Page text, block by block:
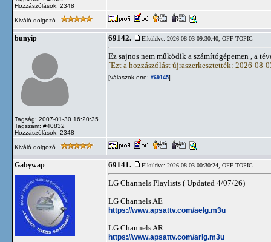
Hozzászólások: 2348
Kiváló dolgozó
bunyip
Tagság: 2007-01-30 16:20:35
Tagszám: #40832
Hozzászólások: 2348
69142. Elküldve: 2026-08-03 09:30:40, OFF TOPIC
Ez sajnos nem működik a számítógépemen , a
[Ezt a hozzászólást újraszerkesztették: 2026-08-
[válaszok erre: #69145]
Kiváló dolgozó
Gabywap 69141. Elküldve: 2026-08-03 00:30:24, OFF TOPIC
LG Channels Playlists ( Updated 4/07/26)
LG Channels AE
https://www.apsattv.com/aelg.m3u
LG Channels AR
https://www.apsattv.com/arlg.m3u